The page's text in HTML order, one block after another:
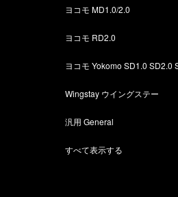
ヨコモ MD1.0/2.0
ヨコモ RD2.0
ヨコモ Yokomo SD1.0 SD2.0
Wingstay ウイングステー
汎用 General
すべて表示する